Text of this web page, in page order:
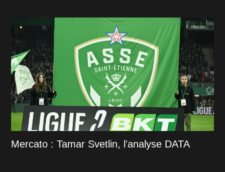
Mercato : Tamar Svetlin, l'analyse DATA